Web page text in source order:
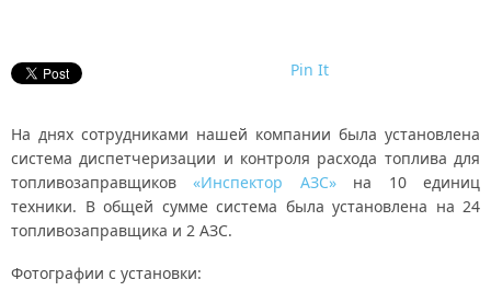
Pin It
На днях сотрудниками нашей компании была установлена
система диспетчеризации и контроля расхода топлива для
топливозаправщиков«Инспектор АЗС»на 10 единиц
техники. В общей сумме система была установлена на 24
топливозаправщика и 2 АЗС.
Фотографии с установки: